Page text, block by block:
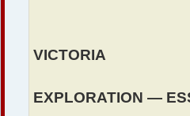
VICTORIA
EXPLORATION —